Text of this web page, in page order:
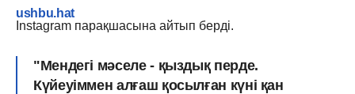
ushbu.hat
Instagram парақшасына айтып берді.
"Мендегі мәселе - қыздық перде.
Күйеуіммен алғаш қосылған күні қан